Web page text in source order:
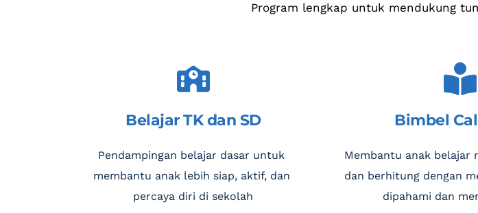
Program lengkap untuk mendukung
Belajar TK dan SD
Pendampingan belajar dasar untuk
membantu anak lebih siap, aktif, dan
percaya diri di sekolah
Bimbel
Membantu anak belajar
dan berhitung dengan
dipahami dan